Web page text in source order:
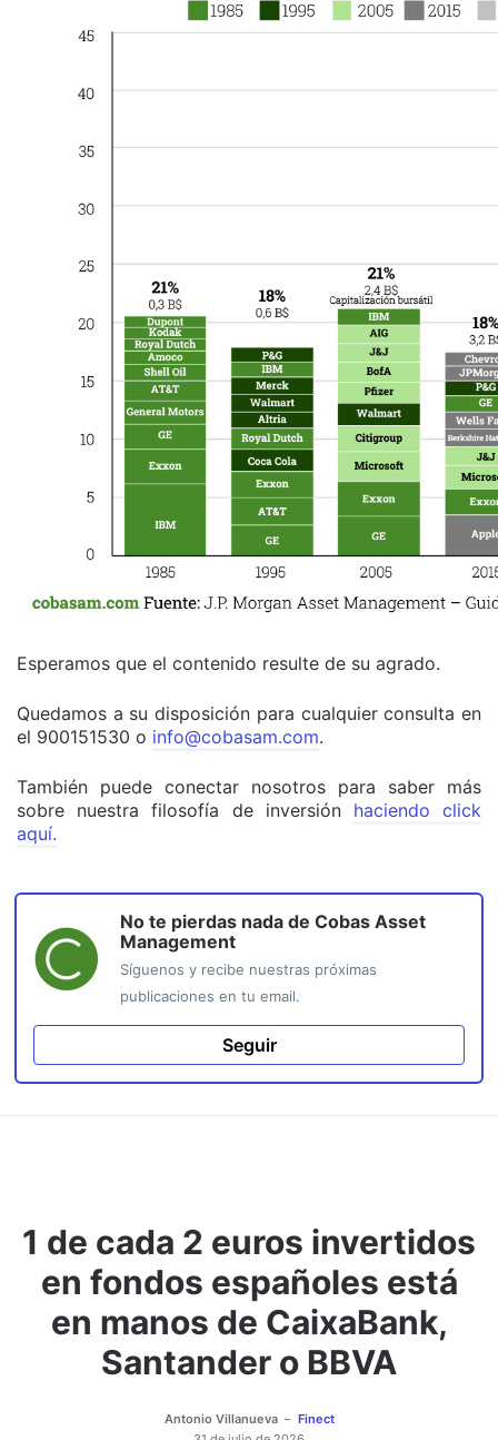
Esperamos que el contenido resulte de su agrado.
Quedamos a su disposición para cualquier consulta en
el 900151530 o info@cobasam.com.
También puede conectar nosotros para saber más
sobre nuestra filosofía de inversión haciendo click
aquí.
No te pierdas nada de Cobas Asset
Management
Síguenos y recibe nuestras próximas
publicaciones en tu email.
Seguir
1 de cada 2 euros invertidos
en fondos españoles está
en manos de CaixaBank,
Santander o BBVA
Antonio Villanueva
Finect